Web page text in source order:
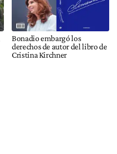
Bonadio embargó los
derechos de autor del libro de
Cristina Kirchner